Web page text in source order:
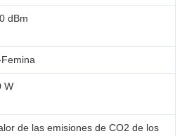
dBm
W
de las emisiones de CO2 de los